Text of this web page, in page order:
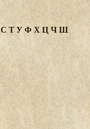
С ТУФХЦЧШ